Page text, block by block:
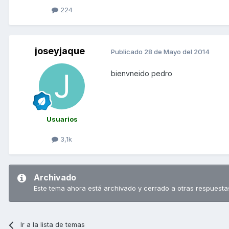
224
joseyjaque
Usuarios
3,1k
Publicado 28 de Mayo del 2014
bienvneido pedro
Archivado
Este tema ahora está archivado y cerrado a otras
Ir a la lista de temas